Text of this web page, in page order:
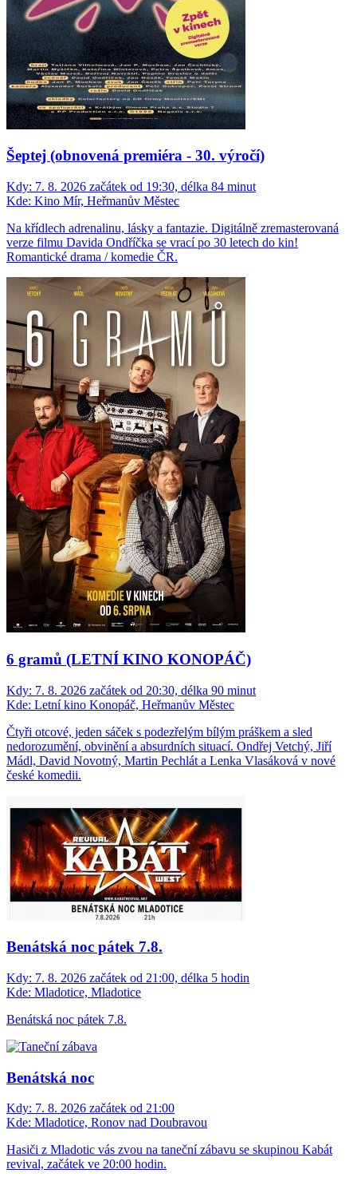
Šeptej (obnovená premiéra - 30. výročí)
Kdy: 7. 8. 2026 začátek od 19:30, délka 84 minut
Kde: Kino Mír, Heřmanův Městec
Na křídlech adrenalinu, lásky a fantazie. Digitálně zremasterovaná
verze filmu Davida Ondříčka se vrací po 30 letech do kin!
Romantické drama / komedie ČR.
6 gramů (LETNÍ KINO KONOPÁČ)
Kdy: 7. 8. 2026 začátek od 20:30, délka 90 minut
Kde: Letní kino Konopáč, Heřmanův Městec
Čtyři otcové, jeden sáček s podezřelým bílým práškem a sled
nedorozumění, obvinění a absurdních situací. Ondřej Vetchý, Jiří
Mádl, David Novotný, Martin Pechlát a Lenka Vlasáková v nové
české komedii.
Benátská noc pátek 7.8.
Kdy: 7. 8. 2026 začátek od 21:00, délka 5 hodin
Kde: Mladotice, Mladotice
Benátská noc pátek 7.8.
Benátská noc
Kdy: 7. 8. 2026 začátek od 21:00
Kde: Mladotice, Ronov nad Doubravou
Hasiči z Mladotic vás zvou na taneční zábavu se skupinou Kabát
revival, začátek ve 20:00 hodin.